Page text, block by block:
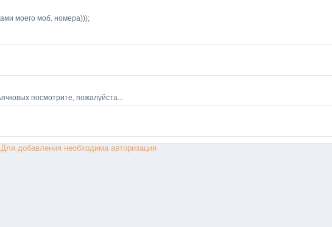
Для добавления необходима авторизация